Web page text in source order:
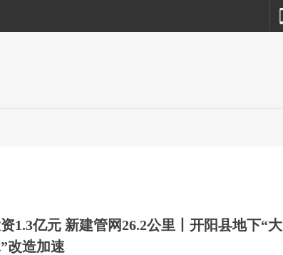
1.3亿元 新建管网26.2公里丨开阳县地下“大
改造加速